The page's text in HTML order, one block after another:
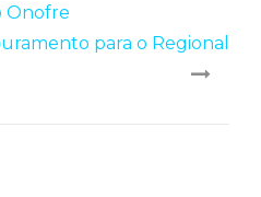
Onofre
para o Regional